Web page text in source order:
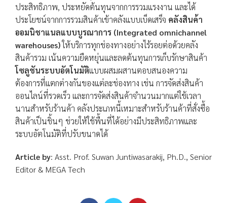
ประสิทธิภาพ, ประหยัดต้นทุนจากการรวมแรงงาน และได้
ประโยชน์จากการรวมสินค้าเข้าคลังแบบเบ็ดเสร็จ คลังสินค้า
ออมนิชาแนลแบบบูรณาการ (Integrated omnichannel
warehouses)ให้บริการทุกช่องทางอย่างไร้รอยต่อด้วยคลัง
สินค้ารวม เน้นความยืดหยุ่นและลดต้นทุนการเก็บรักษาสินค้า
โซลูชันระบบอัตโนมัติแบบผสมผสานตอบสนองความ
ต้องการที่แตกต่างกันของแต่ละช่องทาง เช่น การจัดส่งสินค้า
ออนไลน์ที่รวดเร็ว และการจัดส่งสินค้าจำนวนมากแต่ใช้เวลา
นานสำหรับร้านค้า คลังประเภทนี้เหมาะสำหรับร้านค้าที่สั่งซื้อ
สินค้าเป็นชิ้นๆ ช่วยให้ใช้พื้นที่ได้อย่างมีประสิทธิภาพและ
ระบบอัตโนมัติที่ปรับขนาดได้
Article by: Asst. Prof. Suwan Juntiwasarakij, Ph.D., Senior
Editor & MEGA Tech